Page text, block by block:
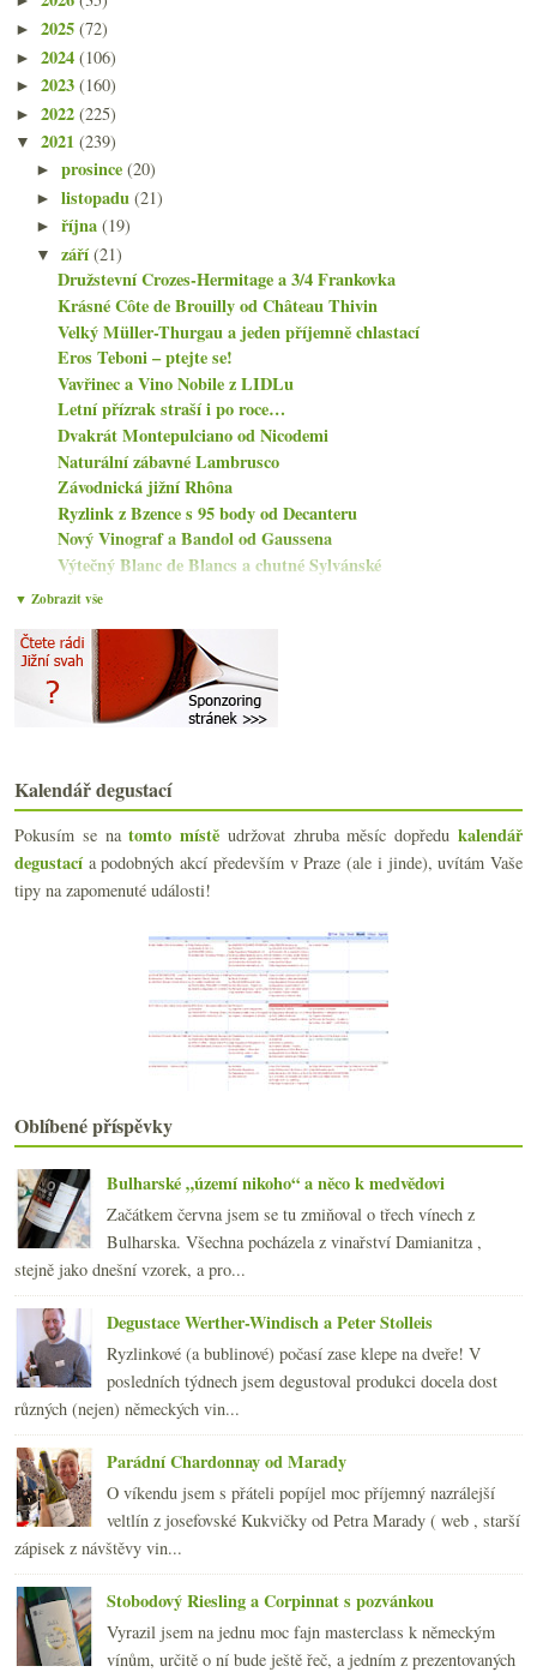
► 2025 (72)
► 2024 (106)
► 2023 (160)
► 2022 (225)
▼ 2021 (239)
►prosince(20)
►listopadu(21)
►října(19)
▼září(21)
Družstevní Crozes-Hermitage a 3/4 Frankovka
Krásné Côte de Brouilly od Château Thivin
Velký Müller-Thurgau a jeden příjemně chlastací
Eros Teboni – ptejte se!
Vavřinec a Vino Nobile z LIDLu
Letní přízrak straší i po roce…
Dvakrát Montepulciano od Nicodemi
Naturální zábavné Lambrusco
Závodnická jižní Rhôna
Ryzlink z Bzence s 95 body od Decanteru
Nový Vinograf a Bandol od Gaussena
Výtečný Blanc de Blancs a chutné Sylvánské
Auxey-Duresses od Jadota a habánský pinot
Výrazné změny v předpisech pro sherry
Tratě salonu, zlatí z DWWA, Francie -29 %, Družstv...
Vídeňský Gemischter Satz a klasický veltlín
Vertikála moselského kabinetu od F.J. Eifel
Chutná červená Rhôna s Coup de cœur
►srpna(17)
►července(15)
► června(22)
►2018(240)
►2017(240)
►2016(250)
►2015(251)
►2014(254)
► 2013 (249)
2012
2011 (252)
►2010(249)
►2009(249)
►2008(270)
►2007(108)
▼ Zobrazit vše
Kalendář degustací
Pokusím se natomto místě udržovat zhruba měsíc dopředukalendář
degustacía podobných akcí především v Praze (ale i jinde), uvítám Vaše
tipy na zapomenuté události!
Oblíbené příspěvky
Bulharské „území nikoho“ a něco k medvědovi
Začátkem června jsem se tu zmiňoval o třech vínech z
Bulharska. Všechna pocházela z vinařství Damianitza ,
stejně jako dnešní vzorek, a pro...
Degustace Werther-Windisch a Peter Stolleis
Ryzlinkové (a bublinové) počasí zase klepe na dveře! V
posledních týdnech jsem degustoval produkci docela dost
různých (nejen) německých vin...
Parádní Chardonnay od Marady
O víkendu jsem s přáteli popíjel moc příjemný nazrálejší
veltlín z josefovské Kukvičky od Petra Marady ( web , starší
zápisek z návštěvy vin...
Stobodový Riesling a Corpinnat s pozvánkou
Vyrazil jsem na jednu moc fajn masterclass k německým
vínům, určitě o ní bude ještě řeč, a jedním z prezentovaných